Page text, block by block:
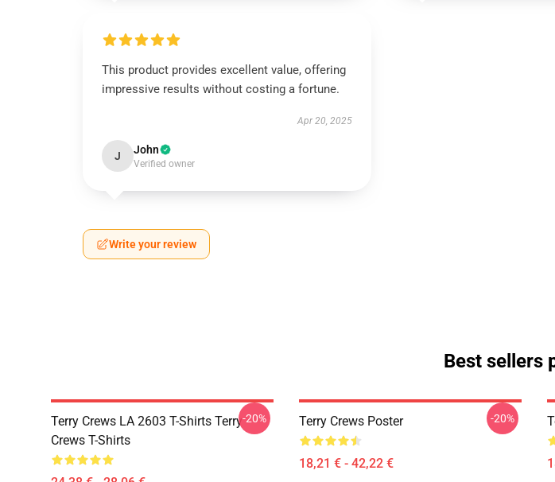
This product provides excellent value, offering
impressive results without costing a fortune.
Apr 20, 2025
J John
Verified owner
Write your review
Best sellers
Terry Crews LA 2603 T-Shirts Terry
Crews T-Shirts
-20% Terry Crews Poster
18,21 € - 42,22 €
-20%